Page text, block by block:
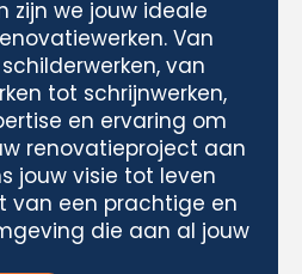
zijn we jouw ideale
Van
van
tot schrijnwerken,
en ervaring om
renovatieproject aan
jouw visie tot leven
van een prachtige en
die aan al jouw